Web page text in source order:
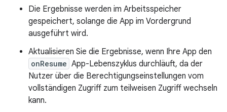
Die Ergebnisse werden im Arbeitsspeicher
gespeichert, solange die App im Vordergrund
ausgeführt wird.
Aktualisieren Sie die Ergebnisse, wenn Ihre App den
onResume App-Lebenszyklus durchläuft, da der
Nutzer über die Berechtigungseinstellungen vom
vollständigen Zugriff zum teilweisen Zugriff wechseln
kann.